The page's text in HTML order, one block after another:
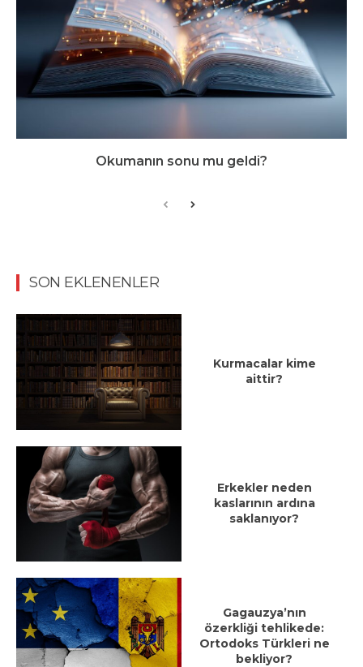
Okumanın sonu mu geldi?
SON EKLENENLER
Kurmacalar kime
aittir?
Erkekler neden
kaslarının ardına
saklanıyor?
Gagauzya’nın
özerkliği tehlikede:
Ortodoks Türkleri ne
bekliyor?